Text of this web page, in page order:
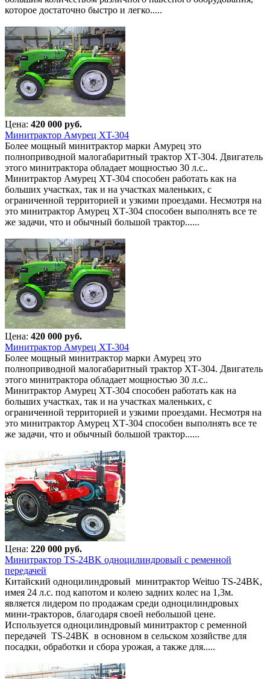
которое достаточно быстро и легко.....
Цена: 420 000 руб.
Минитрактор Амурец XT-304
Более мощный минитрактор марки Амурец это
полноприводной малогабаритный трактор ХТ-304. Двигатель
этого минитрактора обладает мощностью 30 л.с..
Минитрактор Амурец ХТ-304 способен работать как на
больших участках, так и на участках маленьких, с
ограниченной территорией и узкими проездами. Несмотря на
это минитрактор Амурец ХТ-304 способен выполнять все те
же задачи, что и обычный большой трактор......
Цена: 420 000 руб.
Минитрактор Амурец XT-304
Более мощный минитрактор марки Амурец это
полноприводной малогабаритный трактор ХТ-304. Двигатель
этого минитрактора обладает мощностью 30 л.с..
Минитрактор Амурец ХТ-304 способен работать как на
больших участках, так и на участках маленьких, с
ограниченной территорией и узкими проездами. Несмотря на
это минитрактор Амурец ХТ-304 способен выполнять все те
же задачи, что и обычный большой трактор......
Цена: 220 000 руб.
Минитрактор TS-24BK одноцилиндровый с ременной
передачей
Китайский одноцилиндровый минитрактор Weituo TS-24BK,
имея 24 л.с. под капотом и колею задних колес на 1,3м.
является лидером по продажам среди одноцилиндровых
мини-тракторов, благодаря своей небольшой цене.
Используется одноцилиндровый минитрактор с ременной
передачей TS-24BK в основном в сельском хозяйстве для
посадки, обработки и сбора урожая, а также для.....